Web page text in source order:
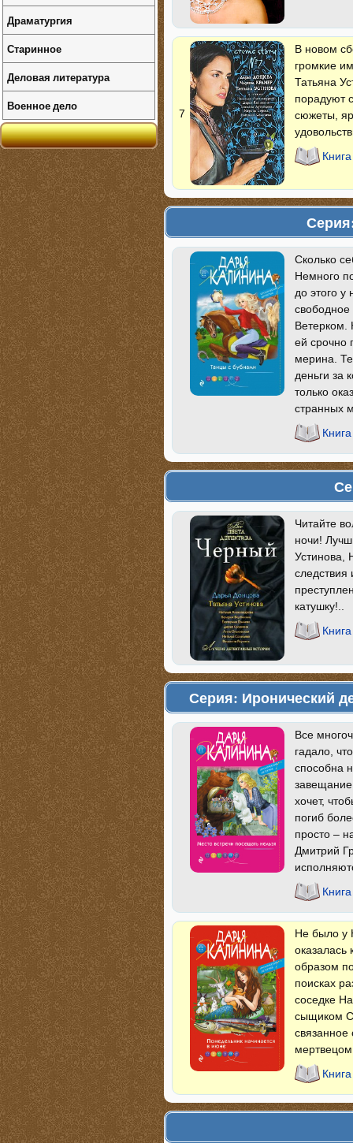
7
В новом
громкие
Татьяна
порадуют
сюжеты,
Сколько
Немного
до этого
Ветерком.
ей срочно
мерина.
деньги за
только
странных
Читайте
ночи!
Устинова,
следствия
катушку!..
Серия: Иронический
Все
гадало,
способна
завещание
хочет,
погиб
просто –
Дмитрий
Не было у
образом
поисках
соседке
сыщиком
Драматургия
Старинное
Деловая литература
Военное дело